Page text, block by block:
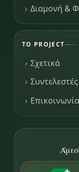
Διαμονή &
ΤΟ PROJECT
Σχετικά
Συντελεστές
Επικοινωνία